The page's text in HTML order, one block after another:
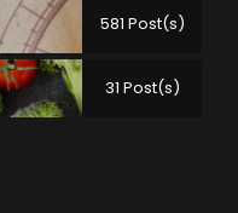
581 Post(s)
31 Post(s)